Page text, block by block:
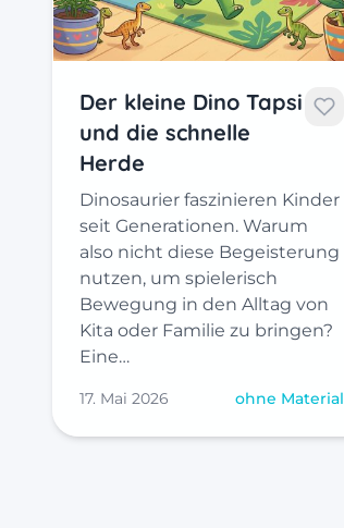
Der kleine Dino Tapsi
und die schnelle
Herde
Dinosaurier faszinieren Kinder
seit Generationen. Warum
also nicht diese Begeisterung
nutzen, um spielerisch
Bewegung in den Alltag von
Kita oder Familie zu bringen?
Eine…
17. Mai 2026 ohne Material